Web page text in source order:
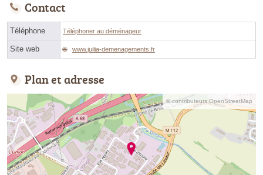
Contact
Téléphone Téléphoner au déménageur
Site web www.juilia-demenagements.fr
Plan et adresse
© contributeurs OpenStreetMap